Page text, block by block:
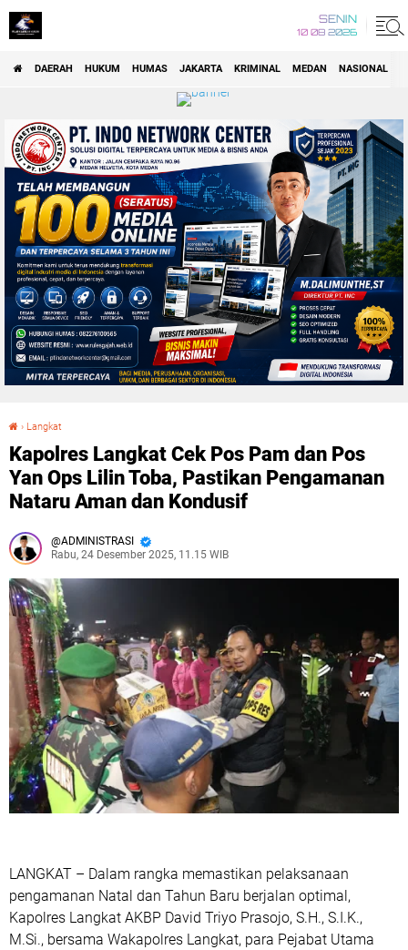
SENIN
10 08 2026
DAERAH HUKUM HUMAS JAKARTA KRIMINAL MEDAN NASIONAL
› Langkat
Kapolres Langkat Cek Pos Pam dan Pos
Yan Ops Lilin Toba, Pastikan Pengamanan
Nataru Aman dan Kondusif
ADMINISTRASI
Rabu, 24 Desember 2025, 11.15 WIB
LANGKAT – Dalam rangka memastikan pelaksanaan
pengamanan Natal dan Tahun Baru berjalan optimal,
Kapolres Langkat AKBP David Triyo Prasojo, S.H., S.I.K.,
M.Si., bersama Wakapolres Langkat, para Pejabat Utama